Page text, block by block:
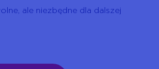
ale niezbędne dla dalszej